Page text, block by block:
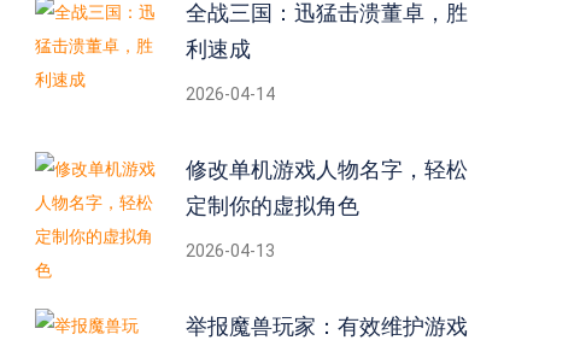
全战三国：迅猛击溃董卓，胜
利速成
2026-04-14
修改单机游戏人物名字，轻松
定制你的虚拟角色
2026-04-13
举报魔兽玩家：有效维护游戏